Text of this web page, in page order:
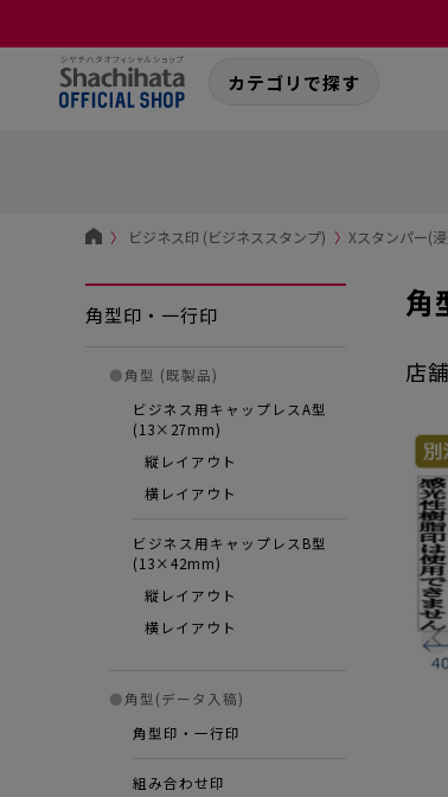
カテゴリで探す
〉 ビジネス印 (ビジネススタンプ) 〉Xスタンパー(
角型印・一行印
●角型 (既製品)
ビジネス用キャップレスA型
(13×27mm)
縦レイアウト
横レイアウト
ビジネス用キャップレスB型
(13×42mm)
縦レイアウト
横レイアウト
●角型(データ入稿)
角型印・一行印
組み合わせ印
角
店